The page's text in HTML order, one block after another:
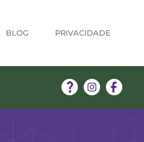
BLOG PRIVACIDADE